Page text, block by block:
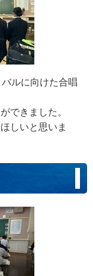
ルに向けた合唱
できました。
しいと思いま